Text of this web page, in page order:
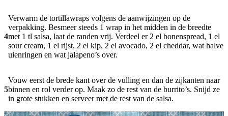
4
Verwarm de tortillawraps volgens de aanwijzingen op de
verpakking. Besmeer steeds 1 wrap in het midden in de breedte
met 1 tl salsa, laat de randen vrij. Verdeel er 2 el bonenspread, 1 el
sour cream, 1 el rijst, 2 el kip, 2 el avocado, 2 el cheddar, wat halve
uienringen en wat jalapeno’s over.
5
Vouw eerst de brede kant over de vulling en dan de zijkanten naar
binnen en rol verder op. Maak zo de rest van de burrito’s. Snijd ze
in grote stukken en serveer met de rest van de salsa.